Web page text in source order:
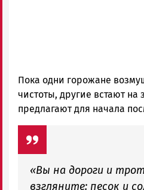
Пока одни горожане
чистоты, другие встают на
предлагают для начала
«Вы на дороги и
взгляните: песок и